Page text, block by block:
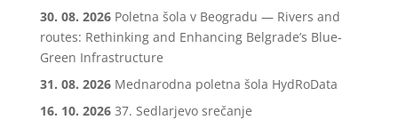
30. 08. 2026 Poletna šola v Beogradu — Rivers and
routes: Rethinking and Enhancing Belgrade’s Blue-
Green Infrastructure
31. 08. 2026 Mednarodna poletna šola HydRoData
16. 10. 2026 37. Sedlarjevo srečanje